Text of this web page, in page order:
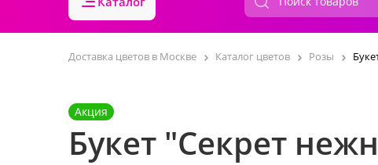
Доставка цветов в Москве Каталог цветов Розы
Акция
Букет "Секрет